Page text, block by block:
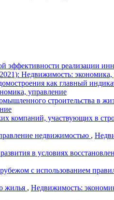
эффективности реализации
Недвижимость: экономика,
как главный
управление
строительства в
компаний, участвующих в
недвижимостью ,
в условиях
с использованием
жилья , Недвижимость: